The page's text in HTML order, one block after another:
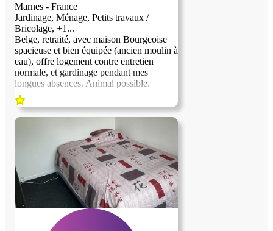
Marnes - France
Jardinage, Ménage, Petits travaux /
Bricolage, +1...
Belge, retraité, avec maison Bourgeoise
spacieuse et bien équipée (ancien moulin à
eau), offre logement contre entretien
normale, et gardinage pendant mes
longues absences. Animal possible.